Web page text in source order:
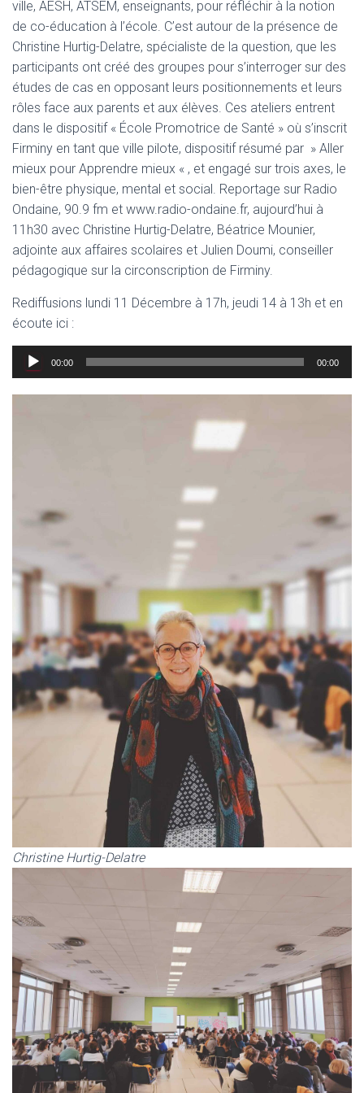
ville, AESH, ATSEM, enseignants, pour réfléchir à la notion
de co-éducation à l’école. C’est autour de la présence de
Christine Hurtig-Delatre, spécialiste de la question, que les
participants ont créé des groupes pour s’interroger sur des
études de cas en opposant leurs positionnements et leurs
rôles face aux parents et aux élèves. Ces ateliers entrent
dans le dispositif « École Promotrice de Santé » où s’inscrit
Firminy en tant que ville pilote, dispositif résumé par » Aller
mieux pour Apprendre mieux « , et engagé sur trois axes, le
bien-être physique, mental et social. Reportage sur Radio
Ondaine, 90.9 fm et www.radio-ondaine.fr, aujourd’hui à
11h30 avec Christine Hurtig-Delatre, Béatrice Mounier,
adjointe aux affaires scolaires et Julien Doumi, conseiller
pédagogique sur la circonscription de Firminy.
Rediffusions lundi 11 Décembre à 17h, jeudi 14 à 13h et en
écoute ici :
Lecteur
audio
00:00 00:00
Christine Hurtig-Delatre